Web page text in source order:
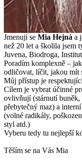
Jmenuji se Mia Hejná a
než 20 let a školila jsem
Juvena, Biodroga,
Poradím komplexně –
odličovat, líčit, jakou mít
Můj přístup je
Cílem je vybrat účinné
ovlivňují (stárnutí buněk,
přebytečný maz) a
(volné radikály,
styl atd.)
Vyberu tedy tu nejlepší
Těším se na Vás Mia